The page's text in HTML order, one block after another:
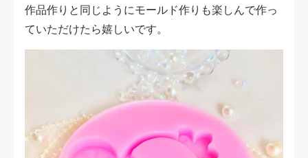
作品作りと同じようにモールド作りも楽しんで作っ
ていただけたら嬉しいです。